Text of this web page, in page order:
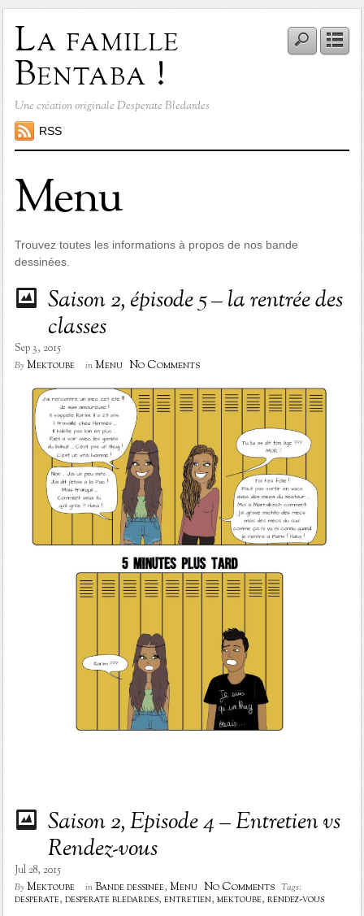
La famille
Bentaba !
Une création originale Desperate Bledardes
RSS
Menu
Trouvez toutes les informations à propos de nos bande
dessinées.
Saison 2, épisode 5 – la rentrée des
classes
Sep 3, 2015
ByMektoube inMenu No Comments
Saison 2, Episode 4 – Entretien vs
Rendez-vous
Jul 28, 2015
By Mektoube in Bande dessinée, Menu No Comments Tags:
desperate, desperate bledardes, entretien, mektoube, rendez-vous